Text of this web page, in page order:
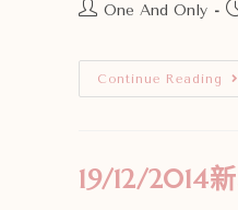
One And Only
Continue Reading
19/12/2014